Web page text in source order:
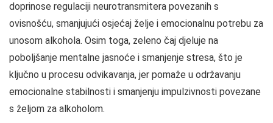
doprinose regulaciji neurotransmitera povezanih s
ovisnošću, smanjujući osjećaj želje i emocionalnu potrebu za
unosom alkohola. Osim toga, zeleno čaj djeluje na
poboljšanje mentalne jasnoće i smanjenje stresa, što je
ključno u procesu odvikavanja, jer pomaže u održavanju
emocionalne stabilnosti i smanjenju impulzivnosti povezane
s željom za alkoholom.